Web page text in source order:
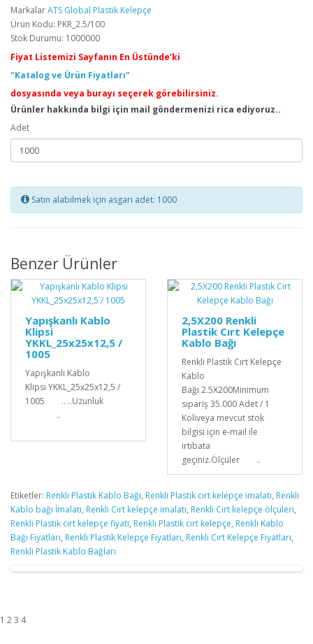
MarkalarATS Global Plastik Kelepçe
Ürün Kodu: PKR_2.5/100
Stok Durumu: 1000000
Fiyat Listemizi Sayfanın En Üstünde'ki
"Katalog ve Ürün Fiyatları"
dosyasında veya burayı seçerek görebilirsiniz.
Ürünler hakkında bilgi için mail göndermenizi rica ediyoruz..
Adet
Satın alabilmek için asgari adet: 1000
Benzer Ürünler
Yapışkanlı Kablo
Klipsi
YKKL_25x25x12,5 /
1005
Yapışkanlı Kablo
Klipsi YKKL_25x25x12,5 /
1005 .. ..Uzunluk
..
2,5X200 Renkli
Plastik Cırt Kelepçe
Kablo Bağı
Renkli Plastik Cırt Kelepçe
Kablo
Bağı 2.5X200Minimum
sipariş 35.000 Adet / 1
Koliveya mevcut stok
bilgisi için e-mail ile
irtibata
geçiniz.Ölçüler ..
Etiketler: Renkli Plastik Kablo Bağı, Renkli Plastik cırt kelepçe imalatı, Renkli
Kablo bağı İmalatı, Renkli Cırt kelepçe imalatı, Renkli Cırt kelepçe ölçüleri,
Renkli Plastik cırt kelepçe fiyatı, Renkli Plastik cırt kelepçe, Renkli Kablo
Bağı Fiyatları, Renkli Plastik Kelepçe Fiyatları, Renkli Cırt Kelepçe Fiyatları,
Renkli Plastik Kablo Bağları
1 2 3 4